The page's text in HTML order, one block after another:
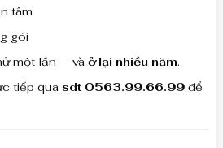
tâm
gói
một lần — và ở lại nhiều năm.
tiếp qua sdt 0563.99.66.99 để